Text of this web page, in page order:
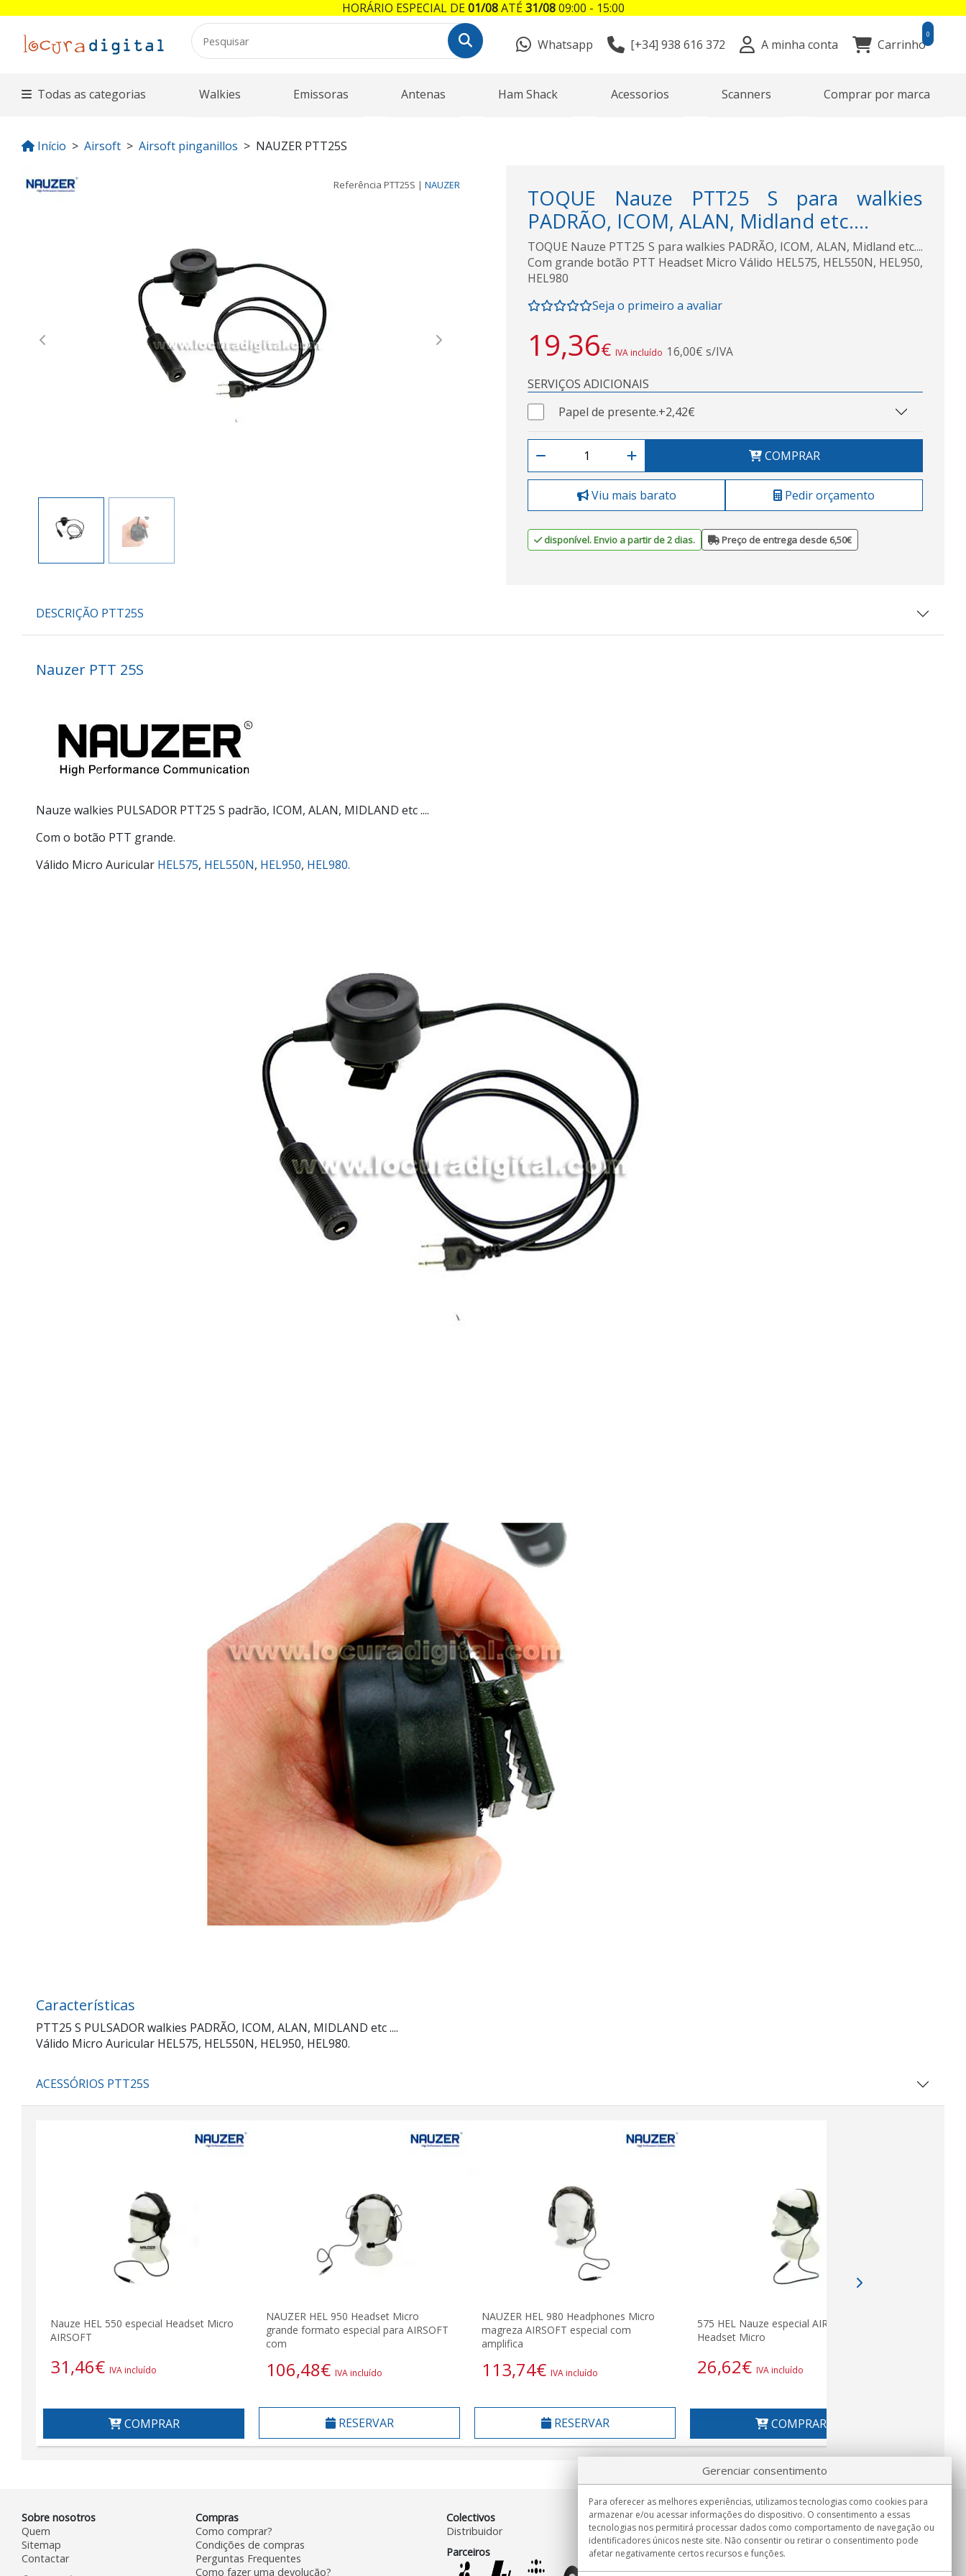
Whatsapp [+34] 938 616 372 A minha conta Carrinho
0
Todas as categorias Walkies Emissoras Antenas Ham Shack Acessorios Scanners Comprar por marca
Início Airsoft Airsoft pinganillos NAUZER PTT25S
Referência PTT25S | NAUZER
Previous Next
TOQUE Nauze PTT25 S para walkies
PADRÃO, ICOM, ALAN, Midland etc....
TOQUE Nauze PTT25 S para walkies PADRÃO, ICOM, ALAN, Midland etc....
Com grande botão PTT Headset Micro Válido HEL575, HEL550N, HEL950,
HEL980
Seja o primeiro a avaliar
19,36€ IVA incluído 16,00€ s/IVA
SERVIÇOS ADICIONAIS
Papel de presente.+2,42€
COMPRAR
Viu mais barato Pedir orçamento
disponível. Envio a partir de 2 dias. Preço de entrega desde 6,50€
DESCRIÇÃO PTT25S
Nauzer PTT 25S
Nauze walkies PULSADOR PTT25 S padrão, ICOM, ALAN, MIDLAND etc ....
Com o botão PTT grande.
Válido Micro Auricular HEL575, HEL550N, HEL950, HEL980.
Características
PTT25 S PULSADOR walkies PADRÃO, ICOM, ALAN, MIDLAND etc ....
Válido Micro Auricular HEL575, HEL550N, HEL950, HEL980.
ACESSÓRIOS PTT25S
Nauze HEL 550 especial Headset Micro
AIRSOFT
31,46€ IVA incluído
COMPRAR
NAUZER HEL 950 Headset Micro
grande formato especial para AIRSOFT
com
106,48€ IVA incluído
RESERVAR
NAUZER HEL 980 Headphones Micro
magreza AIRSOFT especial com
amplifica
113,74€ IVA incluído
RESERVAR
575 HEL Nauze especial AIRSOFT
Headset Micro
26,62€ IVA incluído
COMPRAR
Sobre nosotros
Quem
Sitemap
Contactar
Compras
Como comprar?
Condições de compras
Perguntas Frequentes
Como fazer uma devolução?
Colectivos
Distribuidor
Parceiros
Informação
Seg.-Sex. 9:00h - 15:00h.
Entrega em
Gerenciar consentimento
Para oferecer as melhores experiências, utilizamos tecnologias como cookies para
armazenar e/ou acessar informações do dispositivo. O consentimento a essas
tecnologias nos permitirá processar dados como comportamento de navegação ou
identificadores únicos neste site. Não consentir ou retirar o consentimento pode
afetar negativamente certos recursos e funções.
HORÁRIO ESPECIAL DE01/08ATÉ31/0809:00 - 15:00